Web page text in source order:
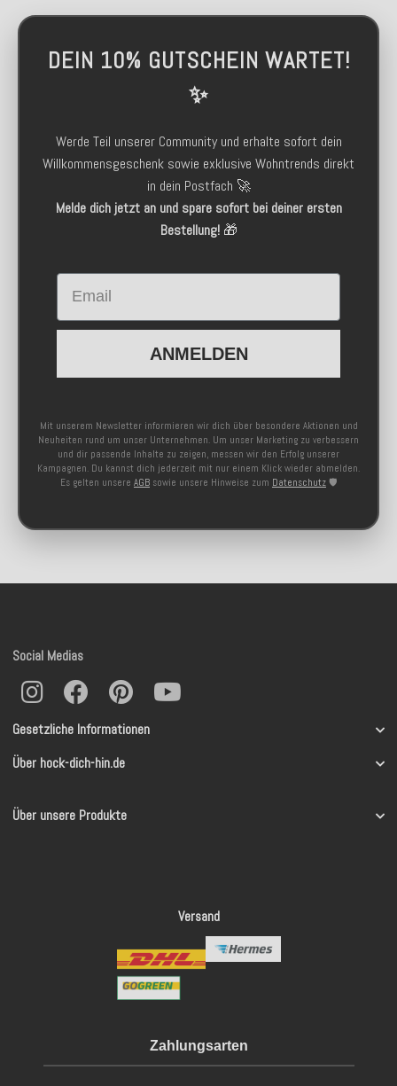
DEIN 10% GUTSCHEIN WARTET!
✨
Werde Teil unserer Community und erhalte sofort dein
Willkommensgeschenk sowie exklusive Wohntrends direkt
in dein Postfach 🚀
Melde dich jetzt an und spare sofort bei deiner ersten
Bestellung!🎁
Email
ANMELDEN
Mit unserem Newsletter informieren wir dich über besondere Aktionen und
Neuheiten rund um unser Unternehmen. Um unser Marketing zu verbessern
und dir passende Inhalte zu zeigen, messen wir den Erfolg unserer
Kampagnen. Du kannst dich jederzeit mit nur einem Klick wieder abmelden.
Es gelten unsere AGB sowie unsere Hinweise zum Datenschutz 🛡️
Gesetzliche Informationen
Über hock-dich-hin.de
Über unsere Produkte
Social Medias
Versand
Zahlungsarten